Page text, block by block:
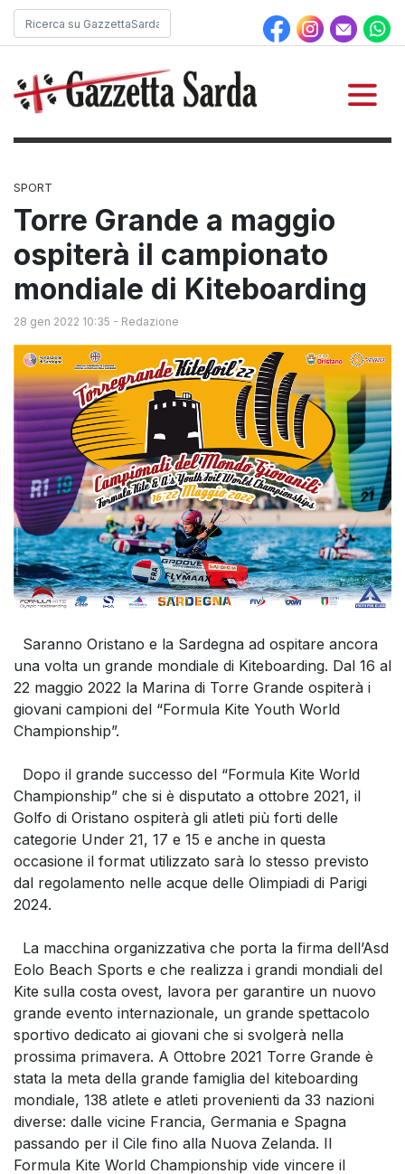
SPORT
Torre Grande a maggio
ospiterà il campionato
mondiale di Kiteboarding
28 gen 2022 10:35 - Redazione
Saranno Oristano e la Sardegna ad ospitare ancora
una volta un grande mondiale di Kiteboarding. Dal 16 al
22 maggio 2022 la Marina di Torre Grande ospiterà i
giovani campioni del “Formula Kite Youth World
Championship”.
Dopo il grande successo del “Formula Kite World
Championship” che si è disputato a ottobre 2021, il
Golfo di Oristano ospiterà gli atleti più forti delle
categorie Under 21, 17 e 15 e anche in questa
occasione il format utilizzato sarà lo stesso previsto
dal regolamento nelle acque delle Olimpiadi di Parigi
2024.
La macchina organizzativa che porta la firma dell’Asd
Eolo Beach Sports e che realizza i grandi mondiali del
Kite sulla costa ovest, lavora per garantire un nuovo
grande evento internazionale, un grande spettacolo
sportivo dedicato ai giovani che si svolgerà nella
prossima primavera. A Ottobre 2021 Torre Grande è
stata la meta della grande famiglia del kiteboarding
mondiale, 138 atlete e atleti provenienti da 33 nazioni
diverse: dalle vicine Francia, Germania e Spagna
passando per il Cile fino alla Nuova Zelanda. Il
Formula Kite World Championship vide vincere il